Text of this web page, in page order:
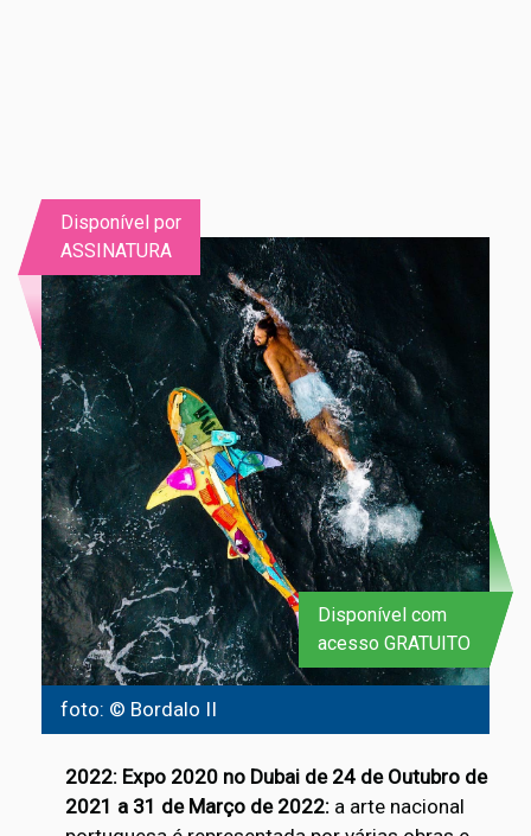
foto: © Bordalo II
Disponível por
ASSINATURA
Disponível com
acesso GRATUITO
2022: Expo 2020 no Dubai de 24 de Outubro de
2021 a 31 de Março de 2022: a arte nacional